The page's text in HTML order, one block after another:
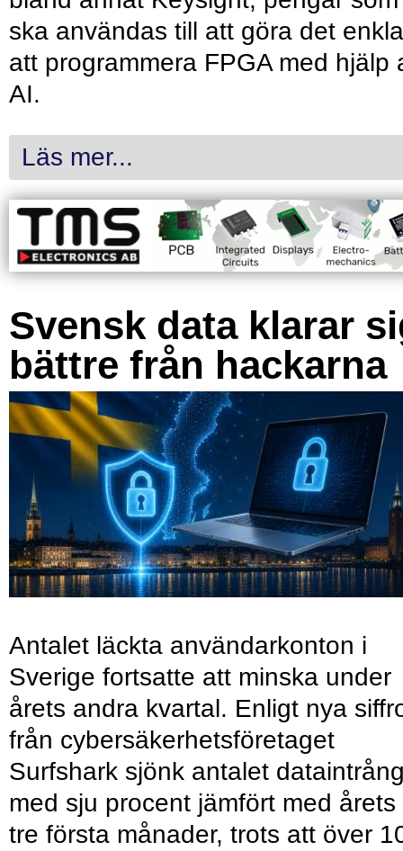
ska användas till att göra det
att programmera FPGA med hjälp
AI.
Läs mer...
Svensk data klarar
bättre från hackarna
Antalet läckta användarkonton i
Sverige fortsatte att minska under
årets andra kvartal. Enligt nya
från cybersäkerhetsföretaget
Surfshark sjönk antalet
med sju procent jämfört med årets
tre första månader, trots att över